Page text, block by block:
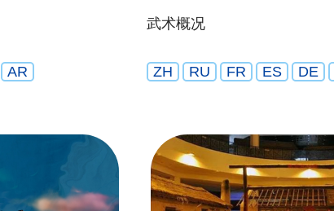
AR
武术概况
ZH RU FR ES DE